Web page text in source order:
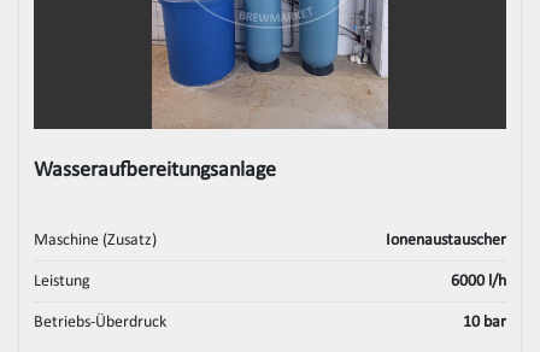
Wasseraufbereitungsanlage
Maschine (Zusatz) Ionenaustauscher
Leistung 6000 l/h
Betriebs-Überdruck 10 bar